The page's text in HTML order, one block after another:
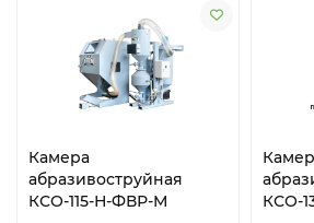
Камера
абразивоструйная
КСО-115-Н-ФВР-М
КСО-